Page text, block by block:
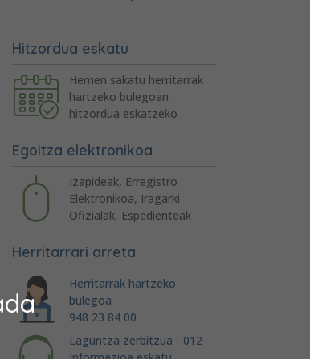
Hitzordua eskatu
Hemen sakatu herritarrak
hartzeko bulegoan
hitzordua eskatzeko
Egoitza elektronikoa
Izapideak, Erregistro
Elektronikoa, Iragarki
Ofizialak, Espedienteak
Herritarrari arreta
Herritarrak hartzeko
bulegoa
948 23 84 00
Laguntza zerbitzua - 012